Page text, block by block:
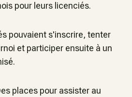
pour leurs licenciés.
pouvaient s'inscrire, tenter
et participer ensuite à un
places pour assister au